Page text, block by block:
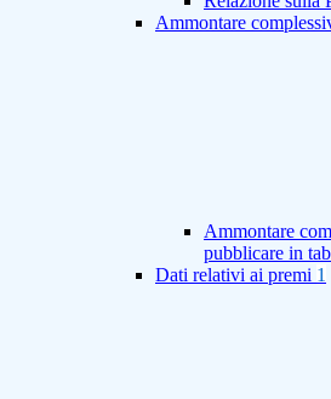
Ammontare
Ammontare
pubblicare in
Dati relativi ai premi 1